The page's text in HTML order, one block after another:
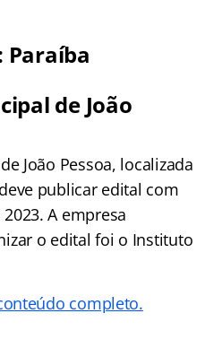
Paraíba
de João
João Pessoa, localizada
publicar edital com
A empresa
o edital foi o Instituto
completo.